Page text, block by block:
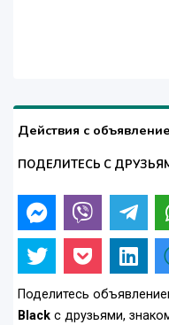
Действия с
ПОДЕЛИТЕСЬ С
Поделитесь
Black с друзьями,